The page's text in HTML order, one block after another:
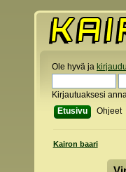
Ole hyvä ja kirjaudu
Kirjautuaksesi
Etusivu
Ohjeet
Kairon baari